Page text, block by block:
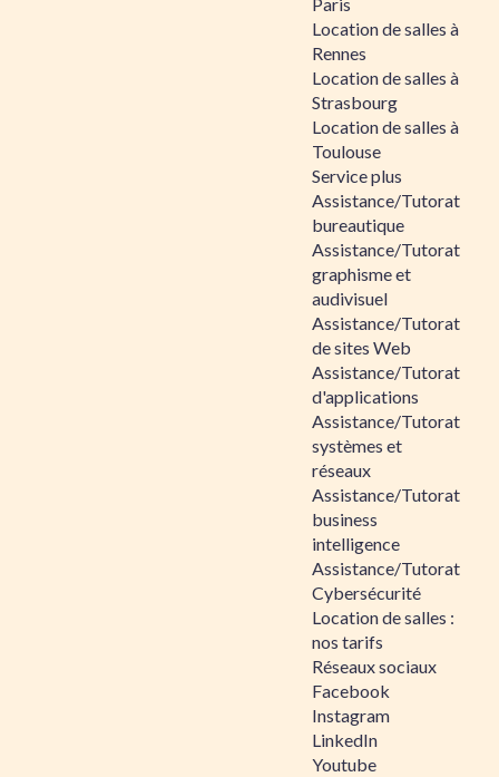
Location de salles à
Rennes
Location de salles à
Strasbourg
Location de salles à
Toulouse
Service plus
Assistance/Tutorat
bureautique
Assistance/Tutorat
graphisme et
audivisuel
Assistance/Tutorat
de sites Web
Assistance/Tutorat
d'applications
Assistance/Tutorat
systèmes et
réseaux
Assistance/Tutorat
business
intelligence
Assistance/Tutorat
Cybersécurité
Location de salles :
nos tarifs
Réseaux sociaux
Facebook
Instagram
LinkedIn
Youtube